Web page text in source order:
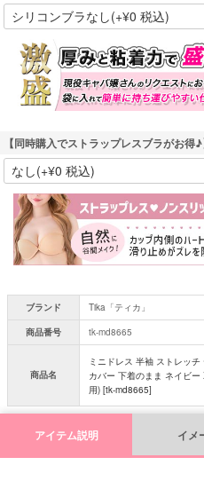
(
必
須
)
【同時購入でストラップレスブラがお得♪
ブランド
Tika「ティカ」
商品番号
tk-md8665
商品名
ミニドレス 半袖 ストレッ
カバー 下着のまま ネイビ
用) [tk-md8665]
アイテム説明 イメ